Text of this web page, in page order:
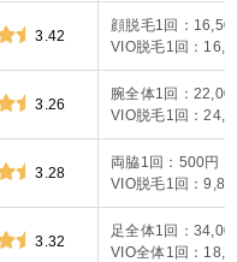
3.42
顔脱毛1回：
VIO脱毛1回：
3.26
腕全体1回：
VIO脱毛1回：
3.28
両脇1回：500円
VIO脱毛1回：
3.32
足全体1回：
VIO全体1回：